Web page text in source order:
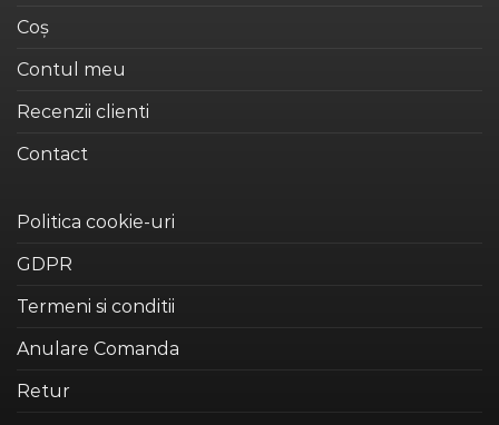
Coș
Contul meu
Recenzii clienti
Contact
Politica cookie-uri
GDPR
Termeni si conditii
Anulare Comanda
Retur